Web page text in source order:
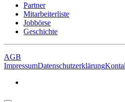
Partner
Mitarbeiterliste
Jobbörse
Geschichte
AGB
ImpressumDatenschutzerklärung